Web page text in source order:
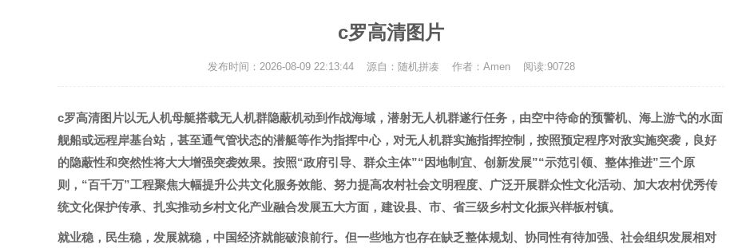
c罗高清图片
发布时间：2026-08-09 22:13:44 源自：随机拼凑 作者：Amen 阅读:90728
c罗高清图片以无人机母艇搭载无人机群隐蔽机动到作战海域，潜射无人机群遂行任务，由空中待命的预警机、海上游弋的水面
舰船或远程岸基台站，甚至通气管状态的潜艇等作为指挥中心，对无人机群实施指挥控制，按照预定程序对敌实施突袭，良好
的隐蔽性和突然性将大大增强突袭效果。按照“政府引导、群众主体”“因地制宜、创新发展”“示范引领、整体推进”三个原
则，“百千万”工程聚焦大幅提升公共文化服务效能、努力提高农村社会文明程度、广泛开展群众性文化活动、加大农村优秀传
统文化保护传承、扎实推动乡村文化产业融合发展五大方面，建设县、市、省三级乡村文化振兴样板村镇。
就业稳，民生稳，发展就稳，中国经济就能破浪前行。但一些地方也存在缺乏整体规划、协同性有待加强、社会组织发展相对